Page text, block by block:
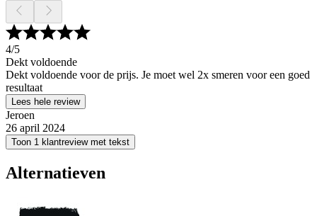
4/5
Dekt voldoende
Dekt voldoende voor de prijs. Je moet wel 2x smeren voor een goed
resultaat
Lees hele review
Jeroen
26 april 2024
Toon 1 klantreview met tekst
Alternatieven